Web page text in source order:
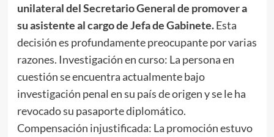
unilateral del Secretario General de promover a
su asistente al cargo de Jefa de Gabinete.Esta
decisión es profundamente preocupante por varias
razones. Investigación en curso: La persona en
cuestión se encuentra actualmente bajo
investigación penal en su país de origen y se le ha
revocado su pasaporte diplomático.
Compensación injustificada: La promoción estuvo